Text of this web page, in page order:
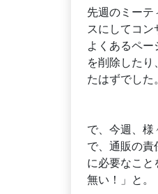
先週のミー
スにしてコ
よくあるペ
を削除した
たはずでした。
で、今週、
で、通販の責
に必要なこと
無い！」と。